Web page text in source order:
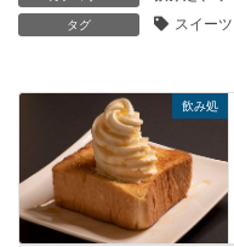
タグ スイーツ
飲み処